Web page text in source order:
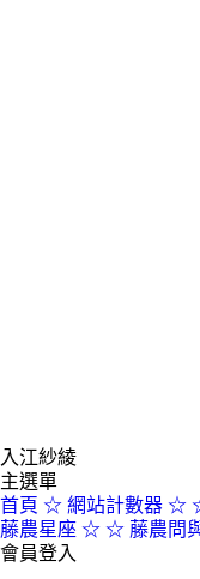
入江紗綾
主選單
首頁 ☆ 網站計數器 ☆
藤農星座 ☆☆ 藤農問
會員登入